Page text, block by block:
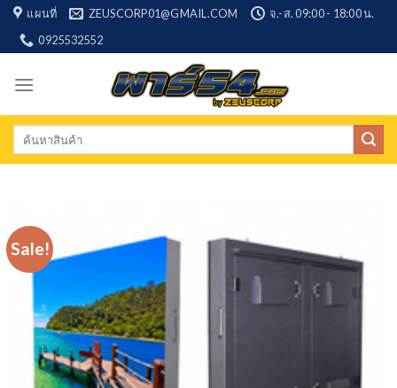
Skip
content
แผนที่ ZEUSCORP01@GMAIL.COM
จ.-ส. 09:00 - 18:00 น.
0925532552
Search
Sale!